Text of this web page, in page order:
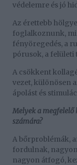
védelemre és jó
Az érettebb
foglalkoznunk,
fényöregedés, a
pórusok, a felületi
A csökkent
vezet, különösen
ápolást és
Melyek a megfelelő
számára?
A bőrproblémák,
fordulnak,
nagyon átfogó,